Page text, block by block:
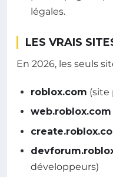
légales.
LES VRAIS
En 2026, les seuls
roblox.com (site
web.roblox.com
développeurs)